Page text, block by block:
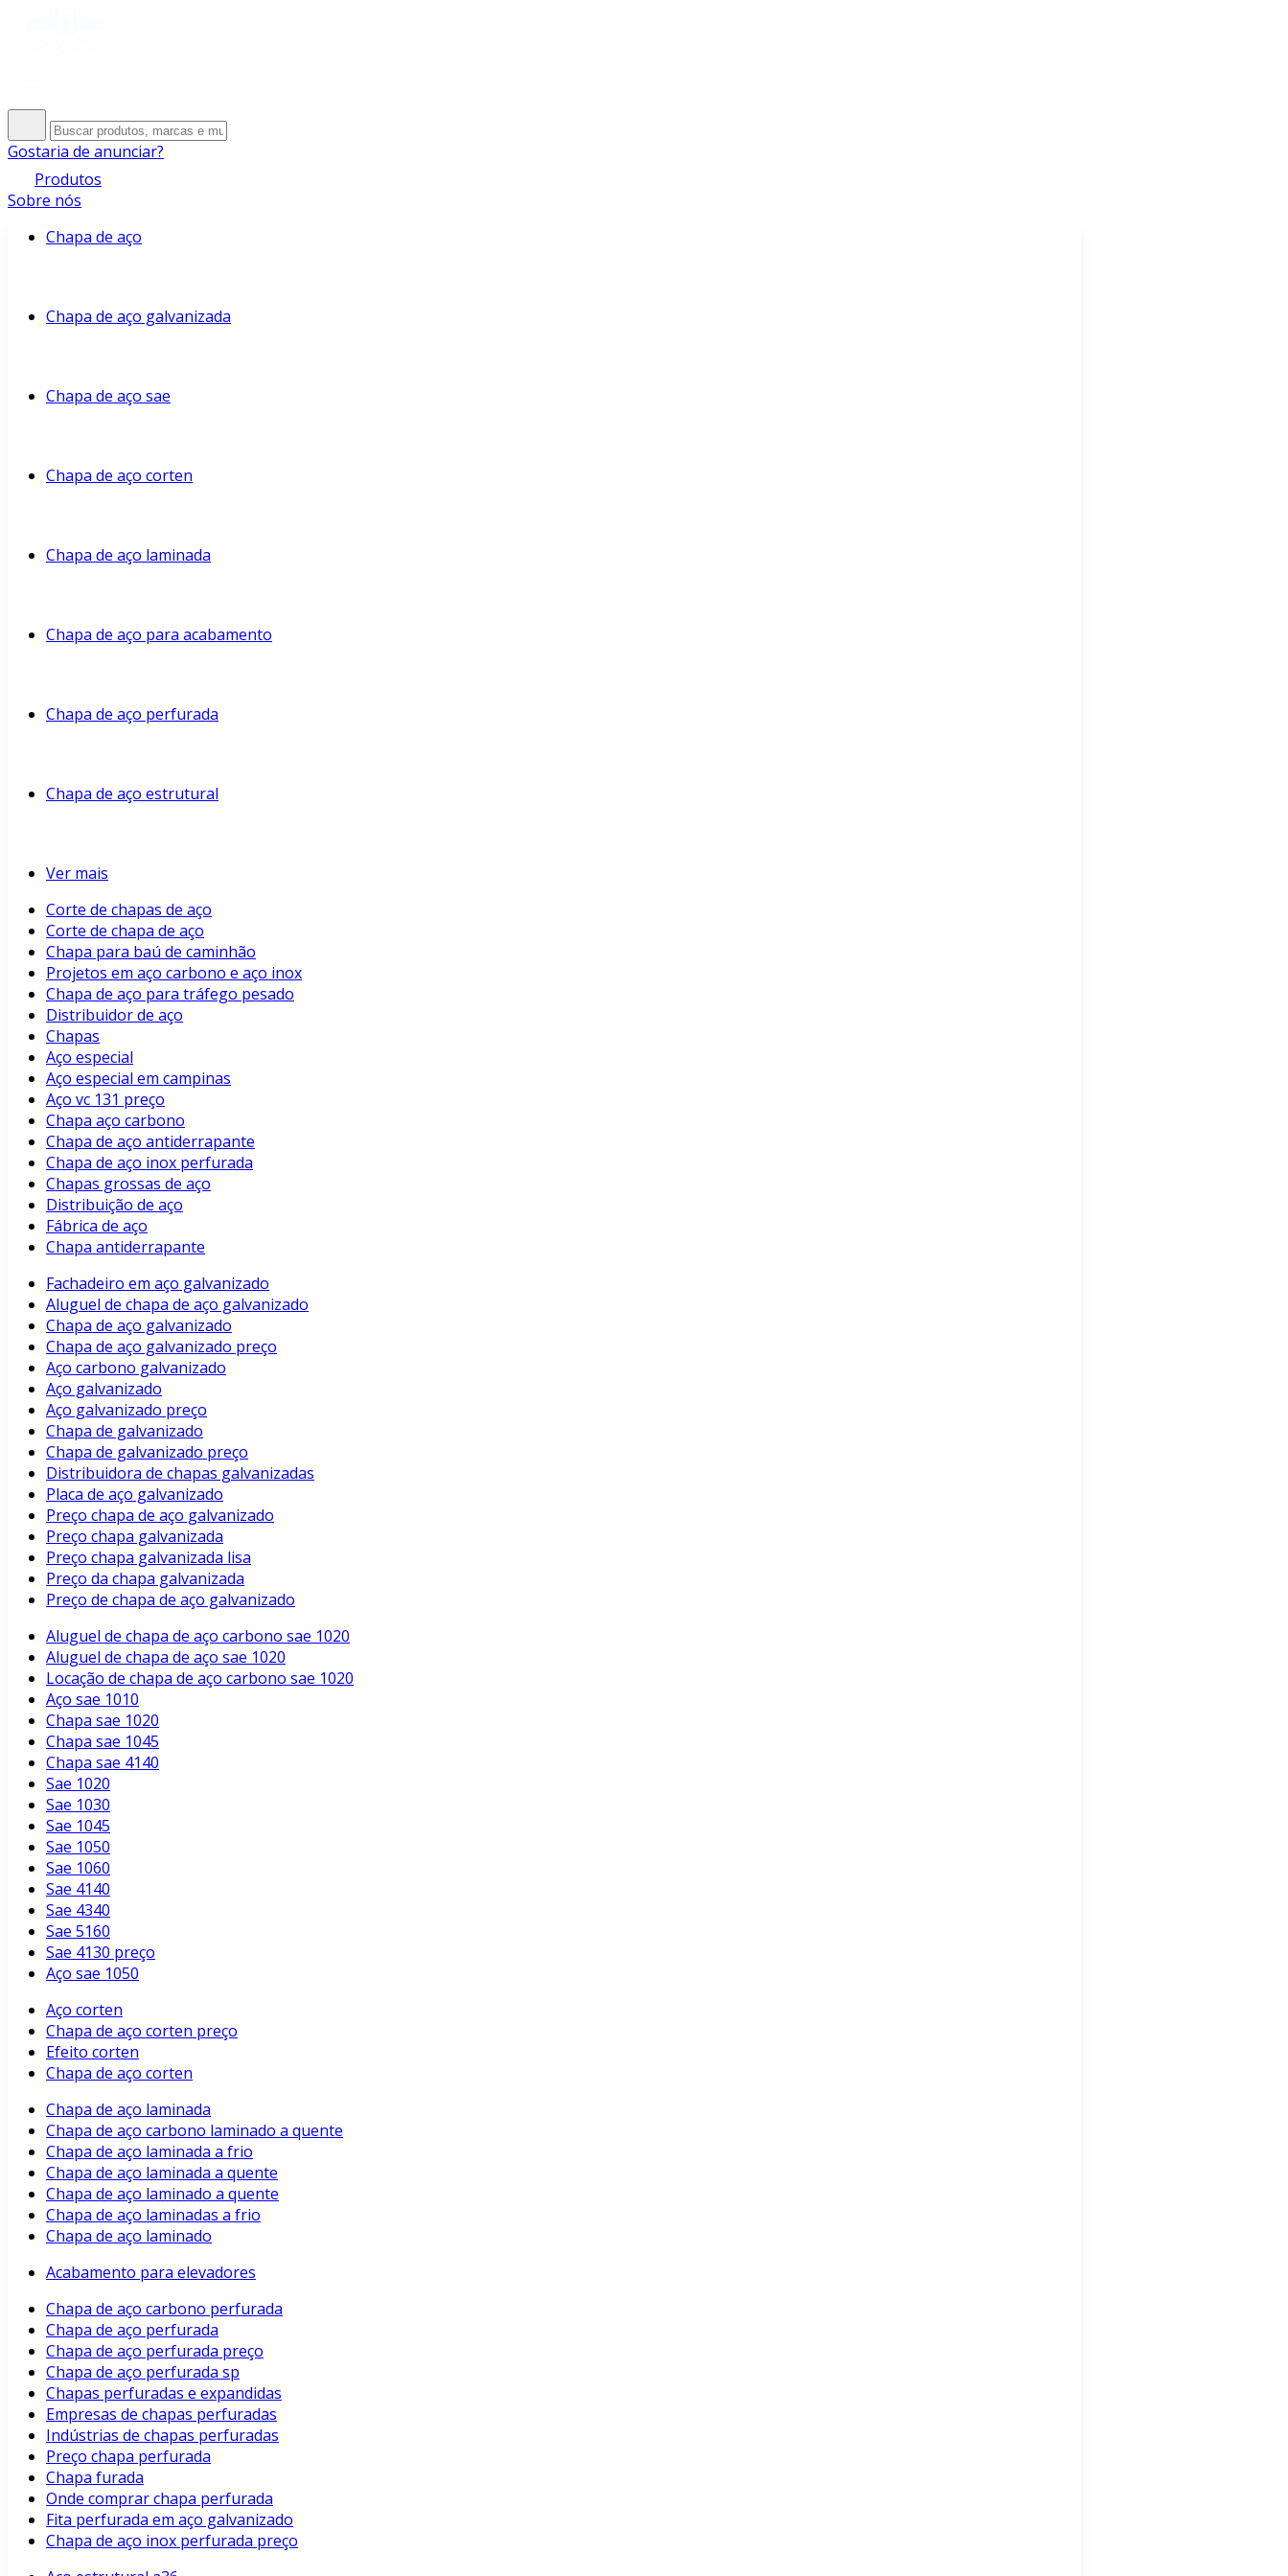
Gostaria de anunciar?
Produtos
Sobre nós
Chapa de aço
Chapa de aço galvanizada
Chapa de aço sae
Chapa de aço corten
Chapa de aço laminada
Chapa de aço para acabamento
Chapa de aço perfurada
Chapa de aço estrutural
Ver mais
Corte de chapas de aço
Corte de chapa de aço
Chapa para baú de caminhão
Projetos em aço carbono e aço inox
Chapa de aço para tráfego pesado
Distribuidor de aço
Chapas
Aço especial
Aço especial em campinas
Aço vc 131 preço
Chapa aço carbono
Chapa de aço antiderrapante
Chapa de aço inox perfurada
Chapas grossas de aço
Distribuição de aço
Fábrica de aço
Chapa antiderrapante
Fachadeiro em aço galvanizado
Aluguel de chapa de aço galvanizado
Chapa de aço galvanizado
Chapa de aço galvanizado preço
Aço carbono galvanizado
Aço galvanizado
Aço galvanizado preço
Chapa de galvanizado
Chapa de galvanizado preço
Distribuidora de chapas galvanizadas
Placa de aço galvanizado
Preço chapa de aço galvanizado
Preço chapa galvanizada
Preço chapa galvanizada lisa
Preço da chapa galvanizada
Preço de chapa de aço galvanizado
Aluguel de chapa de aço carbono sae 1020
Aluguel de chapa de aço sae 1020
Locação de chapa de aço carbono sae 1020
Aço sae 1010
Chapa sae 1020
Chapa sae 1045
Chapa sae 4140
Sae 1020
Sae 1030
Sae 1045
Sae 1050
Sae 1060
Sae 4140
Sae 4340
Sae 5160
Sae 4130 preço
Aço sae 1050
Aço corten
Chapa de aço corten preço
Efeito corten
Chapa de aço corten
Chapa de aço laminada
Chapa de aço carbono laminado a quente
Chapa de aço laminada a frio
Chapa de aço laminada a quente
Chapa de aço laminado a quente
Chapa de aço laminadas a frio
Chapa de aço laminado
Acabamento para elevadores
Chapa de aço carbono perfurada
Chapa de aço perfurada
Chapa de aço perfurada preço
Chapa de aço perfurada sp
Chapas perfuradas e expandidas
Empresas de chapas perfuradas
Indústrias de chapas perfuradas
Preço chapa perfurada
Chapa furada
Onde comprar chapa perfurada
Fita perfurada em aço galvanizado
Chapa de aço inox perfurada preço